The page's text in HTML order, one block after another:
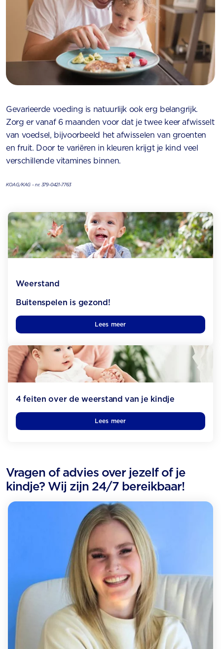
Gevarieerde voeding is natuurlijk ook erg belangrijk.
Zorg er vanaf 6 maanden voor dat je twee keer afwisselt
van voedsel, bijvoorbeeld het afwisselen van groenten
en fruit. Door te variëren in kleuren krijgt je kind veel
verschillende vitamines binnen.
KOAG/KAG - nr. 379-0421-7763
Weerstand
Buitenspelen is gezond!
Lees meer
4 feiten over de weerstand van je kindje
Lees meer
Vragen of advies over jezelf of je
kindje? Wij zijn 24/7 bereikbaar!